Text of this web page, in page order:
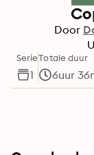
Door
Serie
1
Totale duur
6uur